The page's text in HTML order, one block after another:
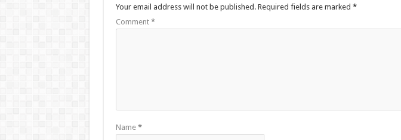
Your email address will not be published. Required fields are marked *
Comment *
Name *